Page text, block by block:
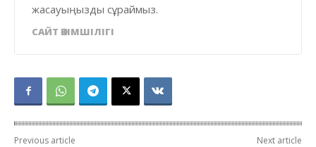
жасауыңызды сұраймыз.
САЙТ ӘКІМШІЛІГІ
Previous article
Next article